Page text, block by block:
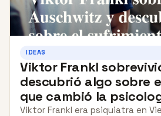
IDEAS
Viktor Frankl
descubrió algo sobre
que cambió la
Viktor Frankl era psiquiatra en